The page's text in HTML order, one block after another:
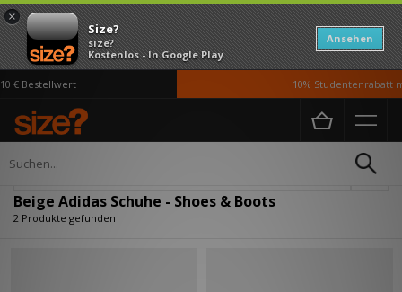
×
Size?
size?
Kostenlos - In Google Play
Ansehen
€ Bestellwert 10% Studentenrabatt
Home Damen
Beige Adidas Schuhe - Shoes & Boots
2 Produkte gefunden